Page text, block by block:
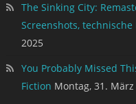
The Sinking City:
Screenshots,
2025
You Probably Missed
Fiction Montag, 31. März